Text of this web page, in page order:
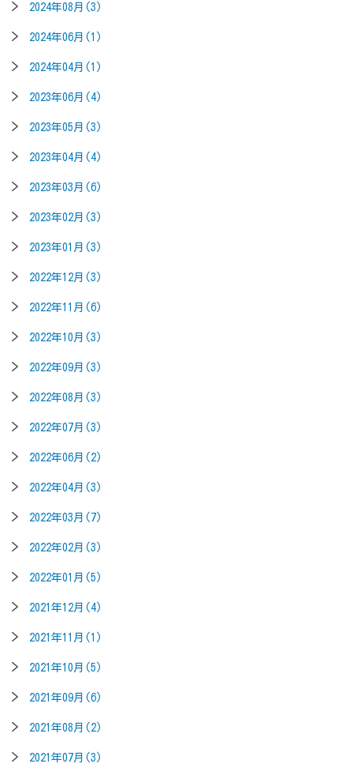
2024年08月(3)
2024年06月(1)
2024年04月(1)
2023年06月(4)
2023年05月(3)
2023年04月(4)
2023年03月(6)
2023年02月(3)
2023年01月(3)
2022年12月(3)
2022年11月(6)
2022年10月(3)
2022年09月(3)
2022年08月(3)
2022年07月(3)
2022年06月(2)
2022年04月(3)
2022年03月(7)
2022年02月(3)
2022年01月(5)
2021年12月(4)
2021年11月(1)
2021年10月(5)
2021年09月(6)
2021年08月(2)
2021年07月(3)